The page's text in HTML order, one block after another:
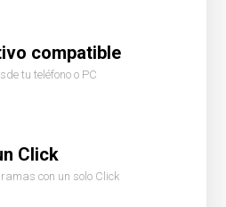
compatible
tu teléfono o PC
Click
con un solo Click